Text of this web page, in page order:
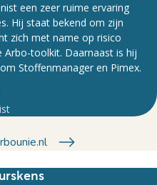
een zeer ruime ervaring
Hij staat bekend om zijn
zich met name op risico
toolkit. Daarnaast is hij
Stoffenmanager en Pimex.